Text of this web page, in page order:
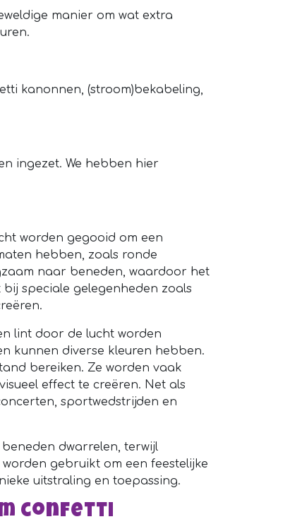
manier om wat extra
kanonnen, (stroom)bekabeling,
ingezet. We hebben hier
worden gegooid om een
hebben, zoals ronde
naar beneden, waardoor het
speciale gelegenheden zoals
lint door de lucht worden
kunnen diverse kleuren hebben.
bereiken. Ze worden vaak
effect te creëren. Net als
sportwedstrijden en
dwarrelen, terwijl
gebruikt om een feestelijke
uitstraling en toepassing.
confetti